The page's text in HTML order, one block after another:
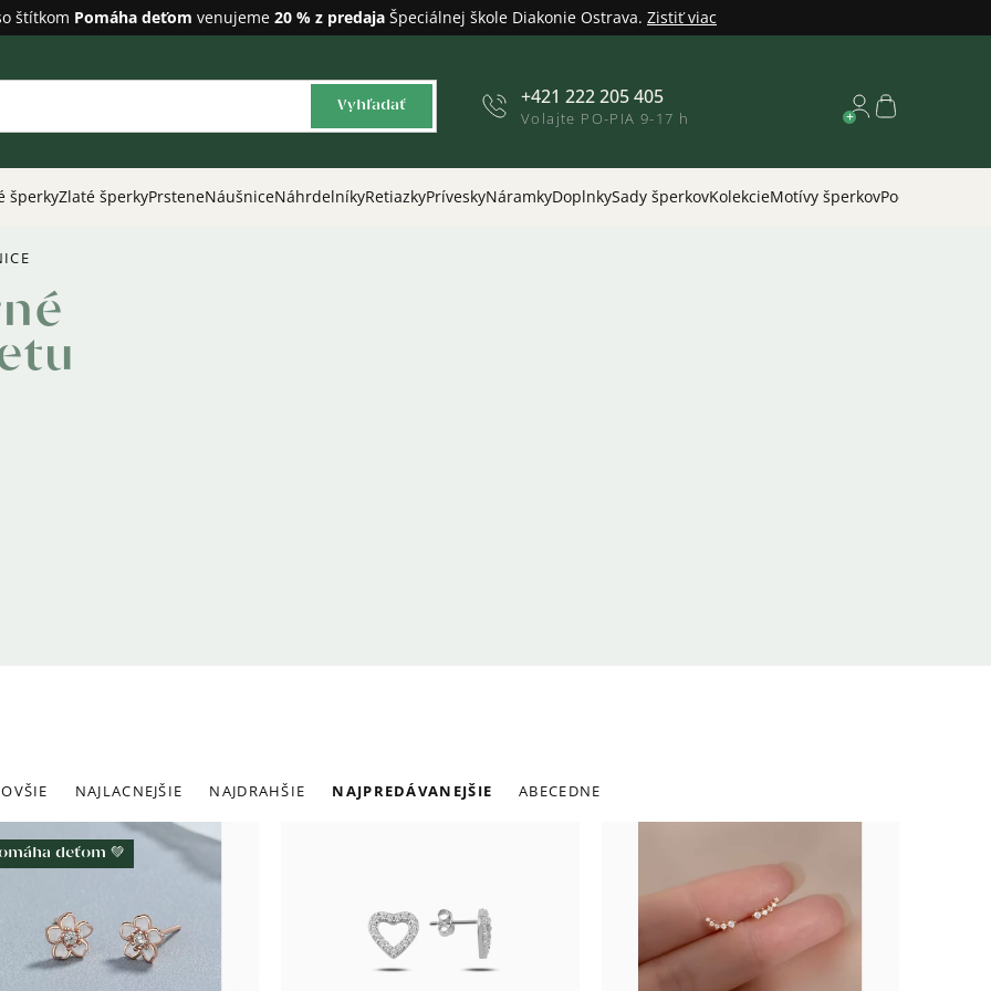
štítkom Pomáha deťom venujeme 20 % z predaja Špeciálnej škole Diakonie Ostrava. Zistiť viac
Vyhľadať +421 222 205 405
Volajte PO-PIA 9-17 h
Nákupný
šperkyZlaté šperkyPrsteneNáušniceNáhrdelníkyRetiazkyPríveskyNáramkyDoplnkySady šperkovKolekcieMotívy šperkovPodľa
NAJLACNEJŠIE NAJDRAHŠIE NAJPREDÁVANEJŠIE ABECEDNE
deťom 💚